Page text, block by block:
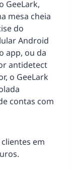
GeeLark,
mesa cheia
do
Android
app, ou da
antidetect
o GeeLark
contas com
em